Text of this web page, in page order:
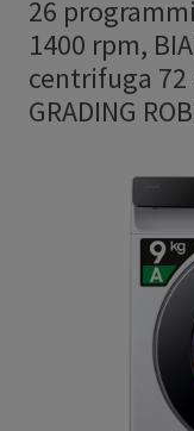
26
1400 rpm,
centrifuga 72
GRADING